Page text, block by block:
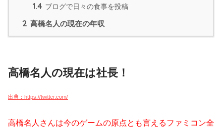
1.4 ブログで日々の食事を投稿
2 高橋名人の現在の年収
高橋名人の現在は社長！
出典：https://twitter.com/
高橋名人さんは今のゲームの原点とも言えるファミコン全